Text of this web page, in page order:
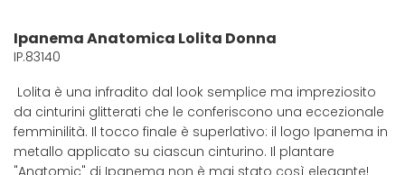
Ipanema Anatomica Lolita Donna
IP.83140
Lolita è una infradito dal look semplice ma impreziosito
da cinturini glitterati che le conferiscono una eccezionale
femminilità. Il tocco finale è superlativo: il logo Ipanema in
metallo applicato su ciascun cinturino. Il plantare